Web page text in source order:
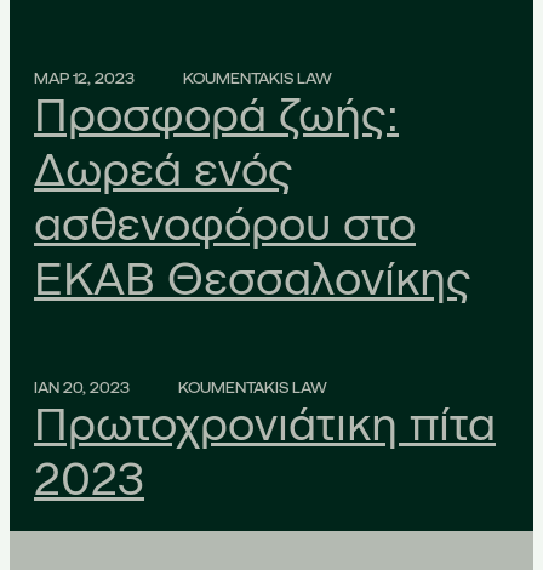
ΜΑΡ 12, 2023 KOUMENTAKIS LAW
Προσφορά ζωής:
Δωρεά ενός
ασθενοφόρου στο
ΕΚΑΒ Θεσσαλονίκης
ΙΑΝ 20, 2023 KOUMENTAKIS LAW
Πρωτοχρονιάτικη πίτα
2023